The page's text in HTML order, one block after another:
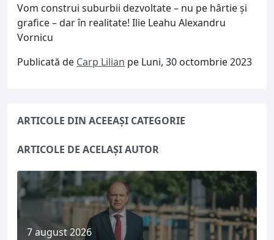
Vom construi suburbii dezvoltate – nu pe hârtie și
grafice – dar în realitate! Ilie Leahu Alexandru
Vornicu
Publicată de Carp Lilian pe Luni, 30 octombrie 2023
ARTICOLE DIN ACEEAȘI CATEGORIE
ARTICOLE DE ACELAȘI AUTOR
7 august 2026